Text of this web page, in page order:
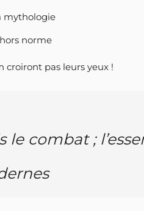
mythologie
norme
croiront pas leurs yeux !
combat ;